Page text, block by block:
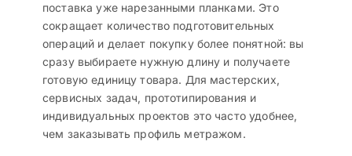
поставка уже нарезанными планками. Это
сокращает количество подготовительных
операций и делает покупку более понятной: вы
сразу выбираете нужную длину и получаете
готовую единицу товара. Для мастерских,
сервисных задач, прототипирования и
индивидуальных проектов это часто удобнее,
чем заказывать профиль метражом.